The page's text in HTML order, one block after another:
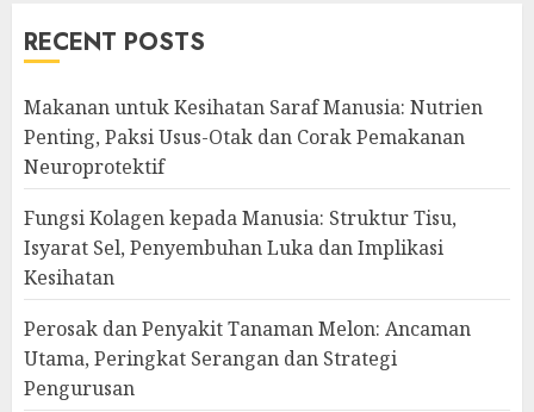
RECENT POSTS
Makanan untuk Kesihatan Saraf Manusia: Nutrien
Penting, Paksi Usus-Otak dan Corak Pemakanan
Neuroprotektif
Fungsi Kolagen kepada Manusia: Struktur Tisu,
Isyarat Sel, Penyembuhan Luka dan Implikasi
Kesihatan
Perosak dan Penyakit Tanaman Melon: Ancaman
Utama, Peringkat Serangan dan Strategi
Pengurusan